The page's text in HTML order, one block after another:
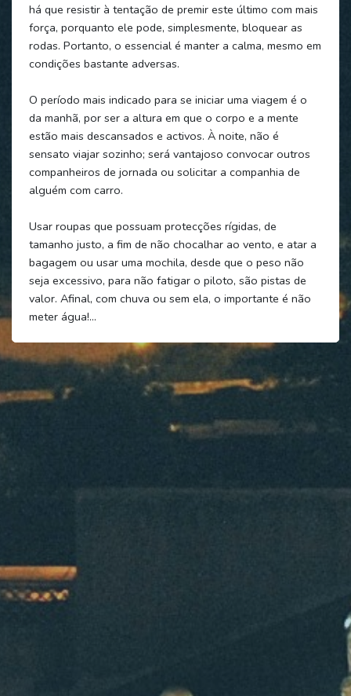
há que resistir à tentação de premir este último com mais
força, porquanto ele pode, simplesmente, bloquear as
rodas. Portanto, o essencial é manter a calma, mesmo em
condições bastante adversas.
O período mais indicado para se iniciar uma viagem é o
da manhã, por ser a altura em que o corpo e a mente
estão mais descansados e activos. À noite, não é
sensato viajar sozinho; será vantajoso convocar outros
companheiros de jornada ou solicitar a companhia de
alguém com carro.
Usar roupas que possuam protecções rígidas, de
tamanho justo, a fim de não chocalhar ao vento, e atar a
bagagem ou usar uma mochila, desde que o peso não
seja excessivo, para não fatigar o piloto, são pistas de
valor. Afinal, com chuva ou sem ela, o importante é não
meter água!...